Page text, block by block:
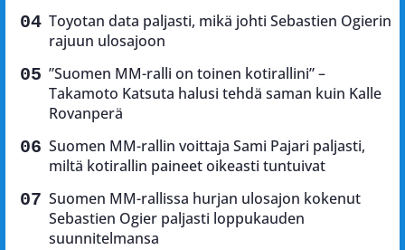
Toyotan data paljasti, mikä johti Sebastien Ogierin
rajuun ulosajoon
”Suomen MM-ralli on toinen kotirallini” –
Takamoto Katsuta halusi tehdä saman kuin Kalle
Rovanperä
Suomen MM-rallin voittaja Sami Pajari paljasti,
miltä kotirallin paineet oikeasti tuntuivat
Suomen MM-rallissa hurjan ulosajon kokenut
Sebastien Ogier paljasti loppukauden
suunnitelmansa